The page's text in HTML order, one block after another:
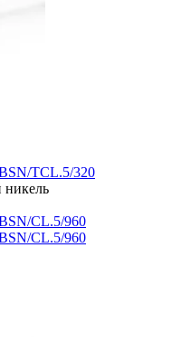
TCL.5/320
CL.5/960
CL.5/960